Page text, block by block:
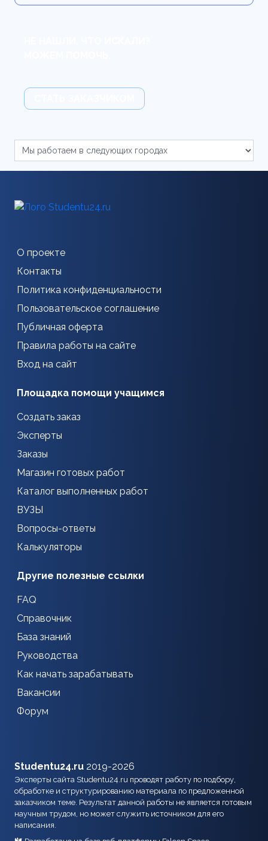
О проекте
Контакты
Политика конфиденциальности
Пользовательское соглашение
Публичная оферта
Правила работы на сайте
Вход на сайт
Площадка помощи учащимся
Создать заказ
Эксперты
Заказы
Магазин готовых работ
Каталог выполненных работ
ВУЗЫ
Вопросы-ответы
Калькуляторы
Другие полезные ссылки
FAQ
Справочник
База знаний
Руководства
Как начать зарабатывать
Вакансии
Форум
Studentu24.ru 2019-2026
Эксперты сайта Studentu24.ru проводят работу по подбору,
обработке и структурированию материала по предложенной
заказчиком теме. Результат данной работы не является готовым
научным трудом, но может служить источником для его
написания.